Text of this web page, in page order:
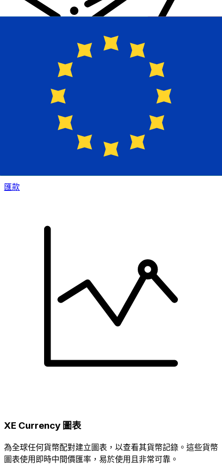
快捷安全地上網匯款。即時追蹤和通知外加靈活的遞送和付款
匯款
XE Currency 圖表
為全球任何貨幣配對建立圖表，以查看其貨幣記錄。這些貨幣
圖表使用即時中間價匯率，易於使用且非常可靠。